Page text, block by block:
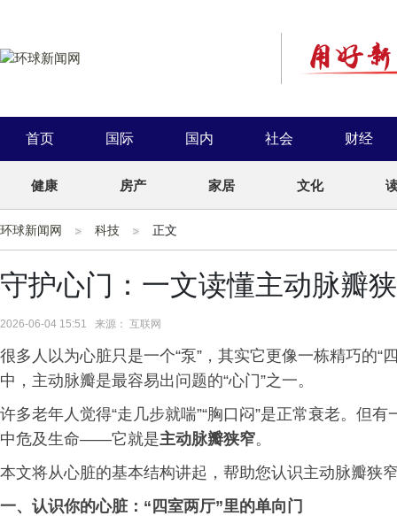
首页 国际 国内 社会 财经
健康 房产 家居 文化
环球新闻网 科技 正文
守护心门：一文读懂主动脉瓣
2026-06-04 15:51 来源： 互联网
很多人以为心脏只是一个“泵”，其实它更像一栋精巧的
中，主动脉瓣是最容易出问题的“心门”之一。
许多老年人觉得“走几步就喘”“胸口闷”是正常衰老。但
中危及生命——它就是主动脉瓣狭窄。
本文将从心脏的基本结构讲起，帮助您认识主动脉瓣狭
一、认识你的心脏：“四室两厅”里的单向门